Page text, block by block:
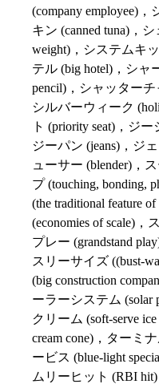
(company employee)
キン (canned tuna)，
weight)，システムキ
テル (big hotel)，シャ
pencil)，シャッターチ
シルバーウィーク
ト (priority seat)，ジー
ジーパン (jeans)，ジ
ューサー (blender)，
プ (touching, bonding,
(the traditional feature
(economies of scale)，
プレー (grandstand
スリーサイズ ((bust-
(big construction
ーラーシステム (solar
クリーム (soft-serve
cream cone)，ターミ
ービス (blue-light
ムリーヒット (RBI hit)